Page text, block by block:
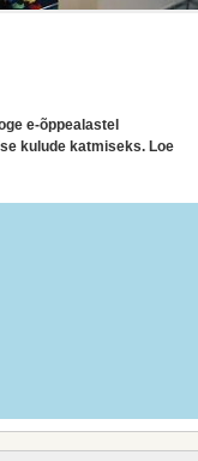
e-õppealastel
kulude katmiseks. Loe